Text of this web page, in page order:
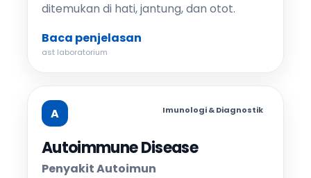
ditemukan di hati, jantung, dan otot.
Baca penjelasan
ast laboratorium
A Imunologi & Diagnostik
Autoimmune Disease
Penyakit Autoimun